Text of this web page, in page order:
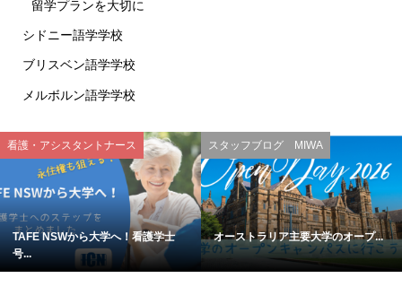
留学プランを大切に
シドニー語学学校
ブリスベン語学学校
メルボルン語学学校
看護・アシスタントナース
TAFE NSWから大学へ！看護学士
号...
スタッフブログ MIWA
オーストラリア主要大学のオープ...